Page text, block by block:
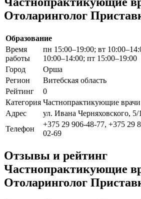
Отоларинголог
Образование
Время
работы
пн 15:00–19:00; вт
10:00–14:00; пт 15:00–19:00
Город
Орша
Регион
Витебская область
Рейтинг
0
Категория Частнопрактикующие врачи
Адрес
ул. Ивана Черняховского,
Телефон
+375 29 906-48-77, +375 29
02-69
Отзывы и рейтинг
Частнопрактикующие
Отоларинголог